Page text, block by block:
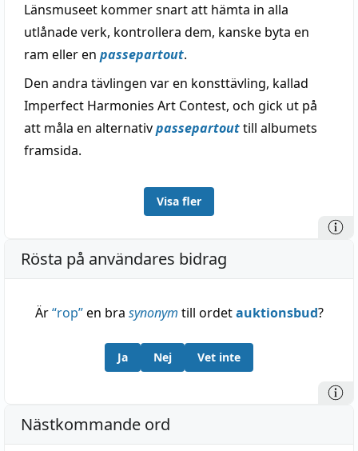
Länsmuseet kommer snart att hämta in alla
utlånade verk, kontrollera dem, kanske byta en
ram eller en passepartout.
Den andra tävlingen var en konsttävling, kallad
Imperfect Harmonies Art Contest, och gick ut på
att måla en alternativpassepartouttill albumets
framsida.
Visa fler
Rösta på användares bidrag
Är“rop”en bra synonym till ordetauktionsbud?
Ja Nej Vet inte
Nästkommande ord